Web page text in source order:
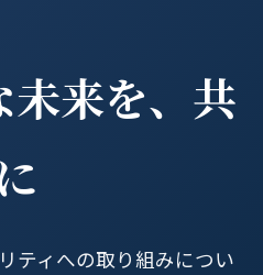
来を、共
に
ティへの取り組みについ